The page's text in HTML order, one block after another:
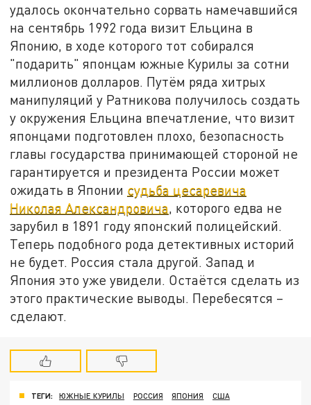
удалось окончательно сорвать намечавшийся
на сентябрь 1992 года визит Ельцина в
Японию, в ходе которого тот собирался
"подарить" японцам южные Курилы за сотни
миллионов долларов. Путём ряда хитрых
манипуляций у Ратникова получилось создать
у окружения Ельцина впечатление, что визит
японцами подготовлен плохо, безопасность
главы государства принимающей стороной не
гарантируется и президента России может
ожидать в Японии судьба цесаревича
Николая Александровича, которого едва не
зарубил в 1891 году японский полицейский.
Теперь подобного рода детективных историй
не будет. Россия стала другой. Запад и
Япония это уже увидели. Остаётся сделать из
этого практические выводы. Перебесятся –
сделают.
ТЕГИ: ЮЖНЫЕ КУРИЛЫ РОССИЯ ЯПОНИЯ
США